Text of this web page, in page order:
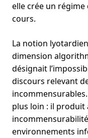
elle crée un régime
cours.
La notion
dimension
désignait
discours relevant
plus loin : il produit
environnements